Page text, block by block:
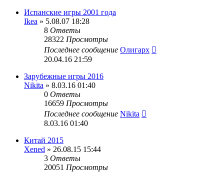
Испанские игры 2001 года
Ikea » 5.08.07 18:28
8 Ответы
28322 Просмотры
Последнее сообщение Олигарх
20.04.16 21:59
Зарубежные игры 2016
Nikita » 8.03.16 01:40
0 Ответы
16659 Просмотры
Последнее сообщение Nikita
8.03.16 01:40
Китай 2015
Xened » 26.08.15 15:44
3 Ответы
20051 Просмотры